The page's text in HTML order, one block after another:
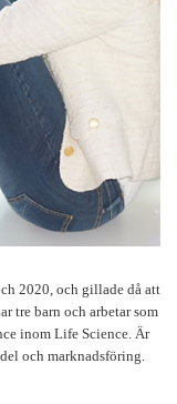
2020, och gillade då att
tre barn och arbetar som
inom Life Science. Är
och marknadsföring.